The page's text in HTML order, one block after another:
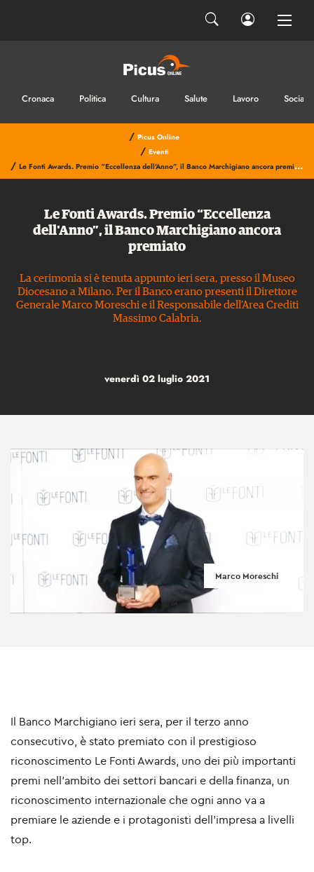
Cronaca Politica Cultura Salute Lavoro Sociale
/ Picus Online
/ Eventi
/ Le Fonti Awards. Premio “Eccellenza dell'Anno”, il Banco Marchigiano ancora premiato
Le Fonti Awards. Premio “Eccellenza
dell'Anno”, il Banco Marchigiano ancora
premiato
La cerimonia si è tenuta appunto ieri sera, presso il Museo
Diocesano a Milano. Per il Banco erano presenti il Direttore
Generale Marco Moreschi e il Responsabile dell’Area Crediti
Massimo Calabria.
venerdì 02 luglio 2021
Marco Moreschi
Il Banco Marchigiano ieri sera, per il terzo anno
consecutivo, è stato premiato con il prestigioso
riconoscimento Le Fonti Awards, uno dei più importanti
premi nell’ambito dei settori bancari e della finanza, un
riconoscimento internazionale che ogni anno va a
premiare le aziende e i protagonisti dell’impresa a livelli
top.